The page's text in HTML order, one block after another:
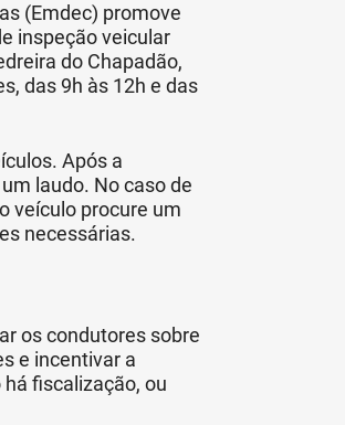
(Emdec) promove
inspeção veicular
do Chapadão,
das 9h às 12h e das
Após a
laudo. No caso de
veículo procure um
necessárias.
os condutores sobre
e incentivar a
fiscalização, ou